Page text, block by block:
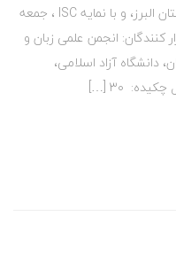
همت انجمن علمی زبان و ادبیات عربی استان البرز، و با نمایه ISC ، جمعه
برگزار کنندگان: انجمن علمی زبان و
دانشگاه آزاد اسلامی،
۳۰ […]